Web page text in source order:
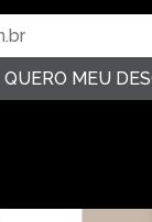
QUERO MEU